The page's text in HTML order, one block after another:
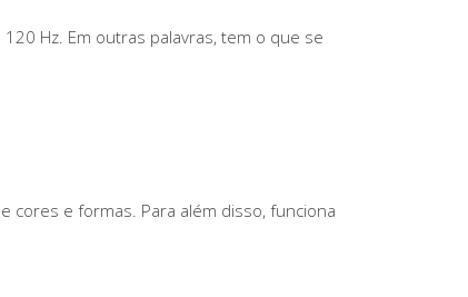
Hz. Em outras palavras, tem o que se
cores e formas. Para além disso, funciona